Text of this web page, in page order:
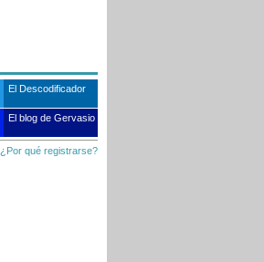
El Descodificador
El blog de Gervasio
¿Por qué registrarse?